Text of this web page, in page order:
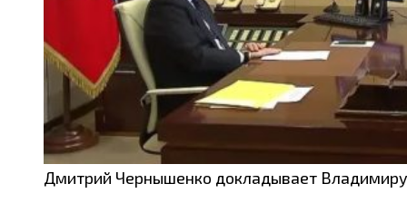
Дмитрий Чернышенко докладывает